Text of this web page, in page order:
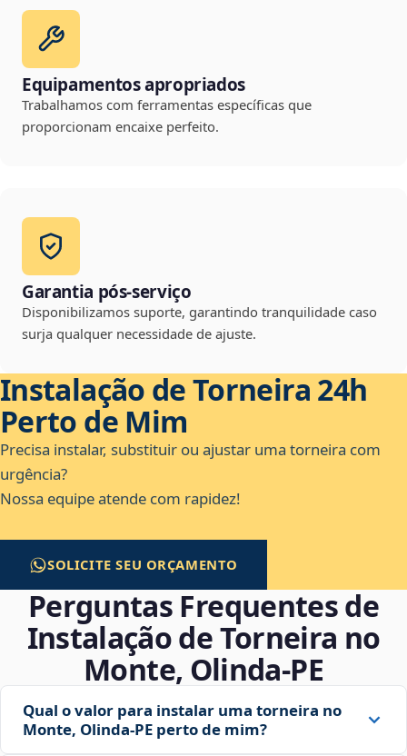
Equipamentos apropriados
Trabalhamos com ferramentas específicas que
proporcionam encaixe perfeito.
Garantia pós-serviço
Disponibilizamos suporte, garantindo tranquilidade caso
surja qualquer necessidade de ajuste.
Instalação de Torneira 24h
Perto de Mim
Precisa instalar, substituir ou ajustar uma torneira com
urgência?
Nossa equipe atende com rapidez!
SOLICITE SEU ORÇAMENTO
Perguntas Frequentes de
Instalação de Torneira no
Monte, Olinda‑PE
Qual o valor para instalar uma torneira no
Monte, Olinda‑PE perto de mim?